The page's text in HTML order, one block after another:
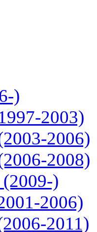
)
2003)
2006)
2008)
)
2006)
2011)